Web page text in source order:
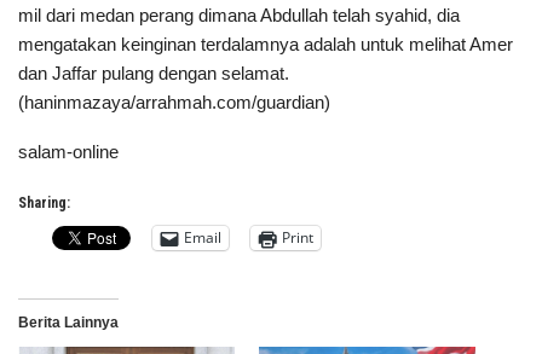
mil dari medan perang dimana Abdullah telah syahid, dia
mengatakan keinginan terdalamnya adalah untuk melihat Amer
dan Jaffar pulang dengan selamat.
(haninmazaya/arrahmah.com/guardian)
salam-online
Sharing:
Email Print
Berita Lainnya